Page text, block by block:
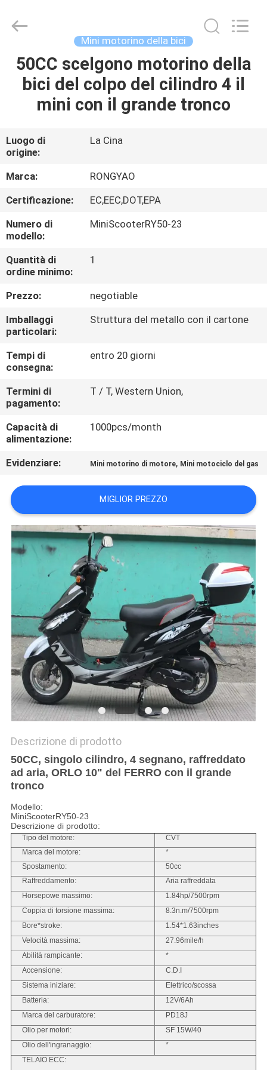
CASA
PRODOTTI
CIRCA
NOI
GIRO
DELLA
FABBRICA
CONTROLLO
DI
QUALITÀ
CONTATTICI
RICHIEDA
UNA
CITAZIONE
MAPPA
DEL
SITO
POLITICA
SULLA
PRIVACY
Rongyao
Vehicle
Reserved.
Mini motorino della bici
50CC scelgono motorino della
bici del colpo del cilindro 4 il
mini con il grande tronco
Luogo di
origine:
La Cina
Marca:
RONGYAO
Certificazione:
EC,EEC,DOT,EPA
Numero di
modello:
MiniScooterRY50-23
Quantità di
ordine minimo:
1
Prezzo:
negotiable
Imballaggi
particolari:
Struttura del metallo con il cartone
Tempi di
consegna:
entro 20 giorni
Termini di
pagamento:
T / T, Western Union,
Capacità di
alimentazione:
1000pcs/month
Evidenziare: Mini motorino di motore, Mini motociclo del gas
MIGLIOR PREZZO
Descrizione di prodotto
50CC, singolo cilindro, 4 segnano, raffreddato
ad aria, ORLO 10" del FERRO con il grande
tronco
Modello:
MiniScooterRY50-23
Descrizione di prodotto:
Tipo del motore:
CVT
Marca del motore:
*
Spostamento:
50cc
Raffreddamento:
Aria raffreddata
Horsepowe massimo:
1.84hp/7500rpm
Coppia di torsione massima:
8.3n.m/7500rpm
Bore*stroke:
1.54*1.63inches
Velocità massima:
27.96mile/h
Abilità rampicante:
*
Accensione:
C.D.I
Sistema iniziare:
Elettrico/scossa
Batteria:
12V/6Ah
Marca del carburatore:
PD18J
Olio per motori:
SF 15W/40
Olio dell'ingranaggio:
*
TELAIO ECC: